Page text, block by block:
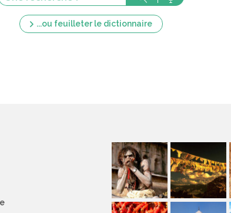
...ou feuilleter le dictionnaire